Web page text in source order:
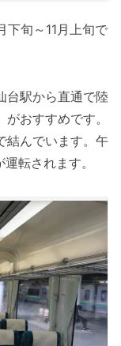
下旬～11月上旬で
台駅から直通で陸
おすすめです。
結んでいます。午
転されます。